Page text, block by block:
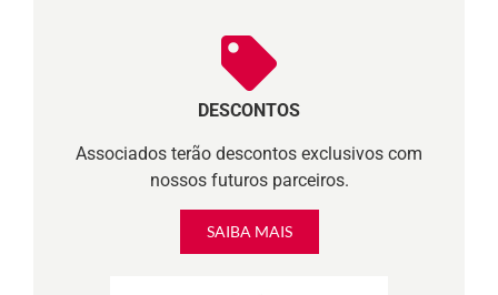
DESCONTOS
Associados terão descontos exclusivos com
nossos futuros parceiros.
SAIBA MAIS